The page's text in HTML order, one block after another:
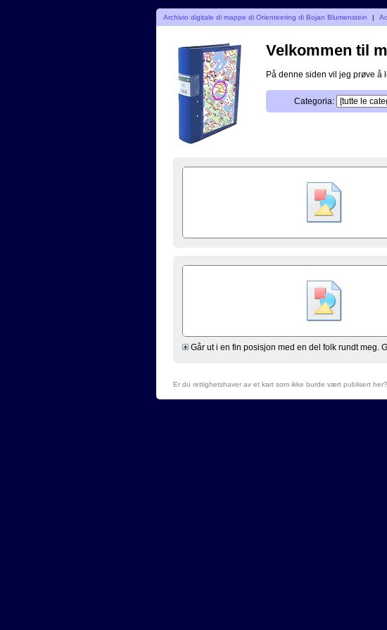
Archivio digitale di mappe di Orienteering di Bojan Blumenstein |
Velkommen til
På denne siden vil jeg prøve å
Categoria:
Går ut i en fin posisjon med en del folk rundt meg.
Er du rettighetshaver av et kart som ikke burde vært publisert her?